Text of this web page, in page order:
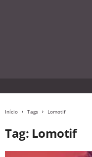
Início Tags Lomotif
Tag: Lomotif